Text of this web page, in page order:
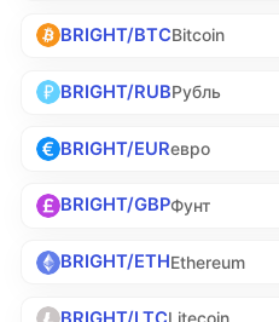
BRIGHT/BTCBitcoin
BRIGHT/RUBРубль
BRIGHT/EURевро
BRIGHT/GBPФунт
BRIGHT/ETHEthereum